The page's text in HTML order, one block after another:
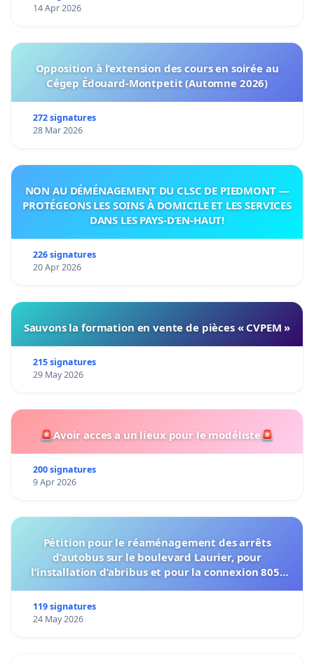
14 Apr 2026
Opposition à l’extension des cours en soirée au
Cégep Édouard-Montpetit (Automne 2026)
272 signatures
28 Mar 2026
NON AU DÉMÉNAGEMENT DU CLSC DE PIEDMONT —
PROTÉGEONS LES SOINS À DOMICILE ET LES SERVICES
DANS LES PAYS-D’EN-HAUT!
226 signatures
20 Apr 2026
Sauvons la formation en vente de pièces « CVPEM »
215 signatures
29 May 2026
🚨Avoir acces a un lieux pour le modéliste🚨
200 signatures
9 Apr 2026
Pétition pour le réaménagement des arrêts
d’autobus sur le boulevard Laurier, pour
l’installation d’abribus et pour la connexion 805-
119 signatures
24 May 2026